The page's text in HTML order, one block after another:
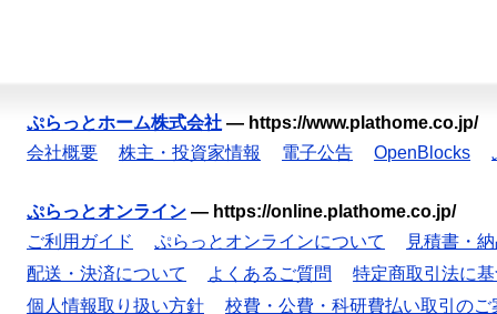
ぷらっとホーム株式会社 — https://www.plathome.co.jp/
会社概要
株主・投資家情報 電子公告 OpenBlocks
ぷらっとオンライン — https://online.plathome.co.jp/
ご利用ガイド
ぷらっとオンラインについて
見積書・
配送・決済について
よくあるご質問
特定商取引法に
個人情報取り扱い方針
校費・公費・科研費払い取引のご